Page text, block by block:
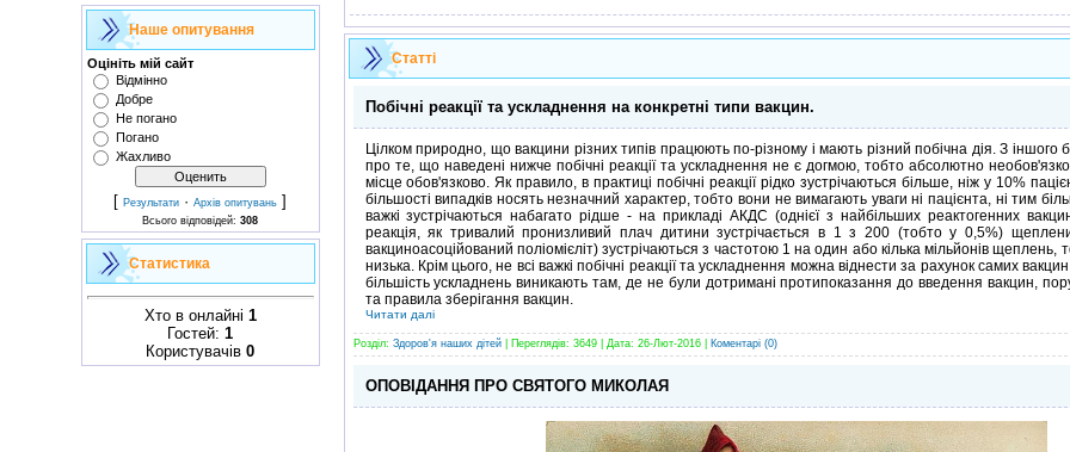
Наше опитування
Оцініть мій сайт
Відмінно
Добре
Не погано
Погано
Жахливо
[ Результати · Архів опитувань ]
Всього відповідей: 308
Статистика
Хто в онлайні 1
Гостей: 1
Користувачів 0
Статті
Побічні реакції та ускладнення на конкретні типи вакцин.
Цілком природно, що вакцини різних типів працюють по-різному і мають різний побічна дія. З іншого
про те, що наведені нижче побічні реакції та ускладнення не є догмою, тобто абсолютно
місце обов'язково. Як правило, в практиці побічні реакції рідко зустрічаються більше, ніж у 10%
більшості випадків носять незначний характер, тобто вони не вимагають уваги ні пацієнта, ні тим
важкі зустрічаються набагато рідше - на прикладі АКДС (однієї з найбільших реактогенних
реакція, як тривалий пронизливий плач дитини зустрічається в 1 з 200 (тобто у 0,5%)
вакциноасоційований поліомієліт) зустрічаються з частотою 1 на один або кілька мільйонів щеплень,
низька. Крім цього, не всі важкі побічні реакції та ускладнення можна віднести за рахунок самих
більшість ускладнень виникають там, де не були дотримані протипоказання до введення вакцин,
та правила зберігання вакцин.
Читати далі
Розділ: Здоров'я наших дітей| Переглядів: 3649 | Дата: 26-Лют-2016| Коментарі (0)
ОПОВІДАННЯ ПРО СВЯТОГО МИКОЛАЯ